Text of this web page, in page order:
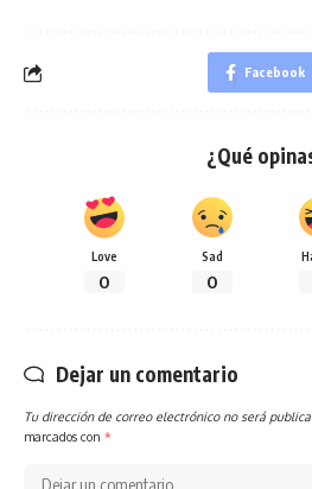
Facebook
¿Qué
Love
0
Sad
0
Dejar un comentario
Tu dirección de correo electrónico no será
marcados con *